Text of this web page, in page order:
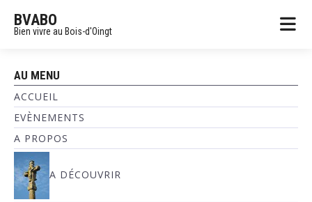
BVABO
Bien vivre au Bois-d'Oingt
AU MENU
ACCUEIL
EVÈNEMENTS
A PROPOS
A DÉCOUVRIR